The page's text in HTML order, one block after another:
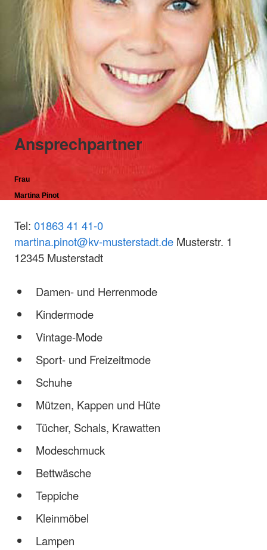
Ansprechpartner
Frau
Martina Pinot
Tel: 01863 41 41-0
martina.pinot@kv-musterstadt.de Musterstr. 1
12345 Musterstadt
Damen- und Herrenmode
Kindermode
Vintage-Mode
Sport- und Freizeitmode
Schuhe
Mützen, Kappen und Hüte
Tücher, Schals, Krawatten
Modeschmuck
Bettwäsche
Teppiche
Kleinmöbel
Lampen